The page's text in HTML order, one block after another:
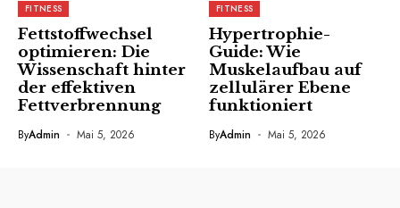
FITNESS
Fettstoffwechsel
optimieren: Die
Wissenschaft hinter
der effektiven
Fettverbrennung
ByAdmin Mai 5, 2026
FITNESS
Hypertrophie-
Guide: Wie
Muskelaufbau auf
zellulärer Ebene
funktioniert
ByAdmin Mai 5, 2026